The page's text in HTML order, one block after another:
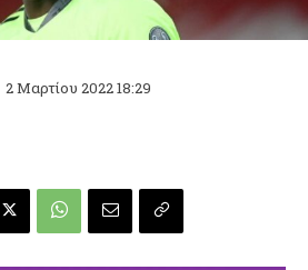
2 Μαρτίου 2022 18:29